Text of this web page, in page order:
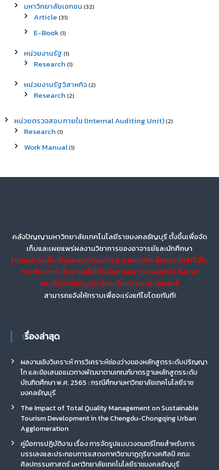
มหาวิทยาลัยเอกชน (32)
Article (31)
E-Book(1)
หน่วยงานรัฐ (1)
Research (1)
หน่วยงานรัฐวิสาหกิจ(2)
Research (2)
หน่วยตรวจสอบภายใน (Internal Auditing Unit)(2)
Research (1)
Work Manual(1)
คลังปัญญามหาวิทยาลัยเทคโนโลยีราชมงคลธัญบุรี ตั้งขึ้นเพื่อจัด
เก็บและเผยแพร่ผลงานวิชาการของอาจารย์และนักศึกษา
โดยมุ่งหวังเพื่อเป็นแหล่งทรัพยากรสารสนเทศอิเล็กทรอนิกส์ที่ใช้ใน
การศึกษาเท่านั้น ห้ามมิให้ใช้ไปในทางแสวงหาผลกำไร ซึ่งหาก
พบเห็นว่ามีข้อมูลใด อันจะเป็นการละเมิดลิขสิทธิ์
สามารถแจ้งให้ทราบเพื่อจะเร่งแก้ไขโดยทันที!
เรื่องล่าสุด
ผลงานเชิงวิเคราะห์ การวิเคราะห์ช่องว่างของหลักสูตรระดับปริญญา
โท และข้อเสนอแนวทางพัฒนาตามเกณฑ์มาตรฐานหลักสูตรระดับ
บัณฑิตศึกษา พ.ศ. 2565 : กรณีศึกษามหาวิทยาลัยเทคโนโลยีราช
มงคลธัญบุรี
The Impact of Total Quality Management on Sustainable
Tourism Development in the Chengdu-Chongqing Urban
Agglomeration
คู่มือการปฏิบัติงาน เรื่อง การจัดรูปแบบวงดนตรีไทยสำหรับการ
บรรเลงและประกอบการแสดงภาควิชานาฏดุริยางคศิลป์ คณะ
ศิลปกรรมศาสตร์ มหาวิทยาลัยเทคโนโลยีราชมงคลธัญบุรี